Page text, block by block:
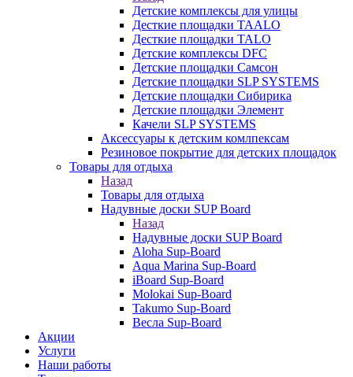
Детские комплексы для улицы
Десткие площадки TAALO
Десткие площадки TALO
Детские комплексы DFC
Детские площадки Самсон
Детские площадки SLP SYSTEMS
Детские площадки Сибирика
Детские площадки Элемент
Качели SLP SYSTEMS
Аксессуары к детским комлпексам
Резиновое покрытие для детских площадок
Товары для отдыха
Назад
Товары для отдыха
Надувные доски SUP Board
Назад
Надувные доски SUP Board
Aloha Sup-Board
Aqua Marina Sup-Board
iBoard Sup-Board
Molokai Sup-Board
Takumo Sup-Board
Весла Sup-Board
Акции
Услуги
Наши работы